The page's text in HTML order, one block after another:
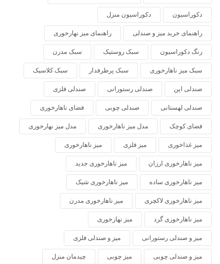
دکوراسیون دکوراسیون منزل
راهنمای خرید میز و صندلی راهنمای میز نهارخوری
رنگ دکوراسیون سبک روستیک سبک مدرن
سبک میز ناهارخوری سبک پرطرفدار سبک کلاسیک
صندلی اپن صندلی رستورانی صندلی فلزی
صندلی لهستانی صندلی چوبی فضای ناهارخوری
فضای کوچک مدل میز ناهارخوری مدل میز نهارخوری
میز غذاخوری میز فلزی میز ناهارخوری
میز ناهارخوری ارزان میز ناهارخوری جدید
میز ناهارخوری ساده میز ناهارخوری شیک
میز ناهارخوری لاکچری میز ناهارخوری مدرن
میز ناهارخوری گرد میز نهارخوری
میز و صندلی رستورانی میز و صندلی فلزی
میز و صندلی چوبی میز چوبی چیدمان منزل